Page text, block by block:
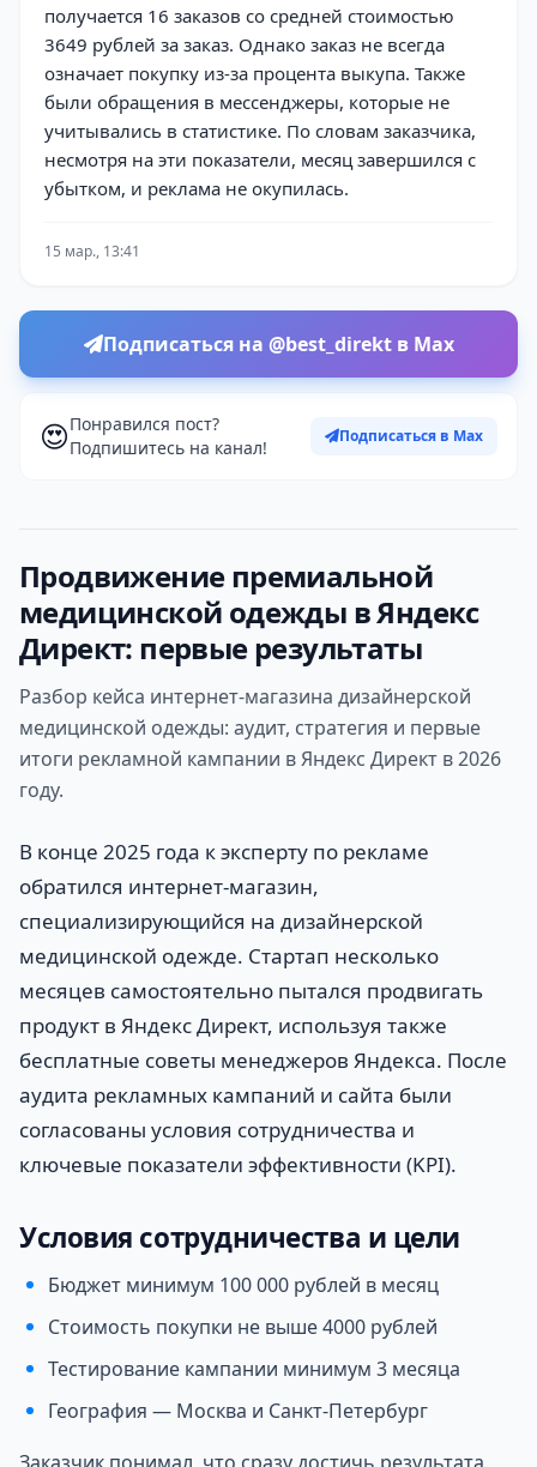
получается 16 заказов со средней стоимостью
3649 рублей за заказ. Однако заказ не всегда
означает покупку из-за процента выкупа. Также
были обращения в мессенджеры, которые не
учитывались в статистике. По словам заказчика,
несмотря на эти показатели, месяц завершился с
убытком, и реклама не окупилась.
15 мар., 13:41
Подписаться на @best_direkt в Max
😍Понравился пост?
Подпишитесь на канал!
Подписаться в Max
Продвижение премиальной
медицинской одежды в Яндекс
Директ: первые результаты
Разбор кейса интернет-магазина дизайнерской
медицинской одежды: аудит, стратегия и первые
итоги рекламной кампании в Яндекс Директ в 2026
году.
В конце 2025 года к эксперту по рекламе
обратился интернет-магазин,
специализирующийся на дизайнерской
медицинской одежде. Стартап несколько
месяцев самостоятельно пытался продвигать
продукт в Яндекс Директ, используя также
бесплатные советы менеджеров Яндекса. После
аудита рекламных кампаний и сайта были
согласованы условия сотрудничества и
ключевые показатели эффективности (KPI).
Условия сотрудничества и цели
Бюджет минимум 100 000 рублей в месяц
Стоимость покупки не выше 4000 рублей
Тестирование кампании минимум 3 месяца
География — Москва и Санкт-Петербург